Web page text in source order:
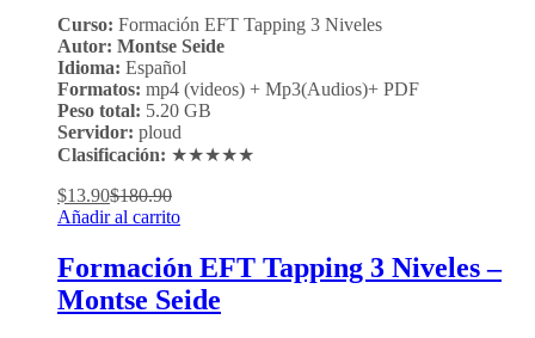
Curso: Formación EFT Tapping 3 Niveles
Autor: Montse Seide
Idioma: Español
Formatos: mp4 (videos) + Mp3(Audios)+ PDF
Peso total: 5.20 GB
Servidor: ploud
Clasificación: ★★★★★
$13.90$180.90
Añadir al carrito
Formación EFT Tapping 3 Niveles –
Montse Seide